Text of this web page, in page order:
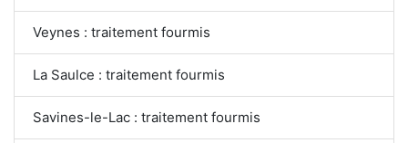
Veynes : traitement fourmis
La Saulce : traitement fourmis
Savines-le-Lac : traitement fourmis